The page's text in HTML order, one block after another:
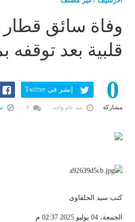
قلبية بعد توقفه
0
مشاركة
إنشر فى Twitter
منذ عام واحد
كتب سيد الخلفاوى
الجمعة، 04 يوليو 2025 02:37 م